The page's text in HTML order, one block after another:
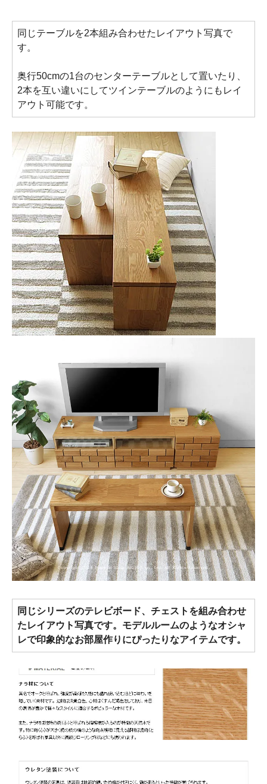
同じテーブルを2本組み合わせたレイアウト写真で
す。
奥行50cmの1台のセンターテーブルとして置いたり、
2本を互い違いにしてツインテーブルのようにもレイ
アウト可能です。
同じシリーズのテレビボード、チェストを組み合わせ
たレイアウト写真です。モデルルームのようなオシャ
レで印象的なお部屋作りにぴったりなアイテムです。